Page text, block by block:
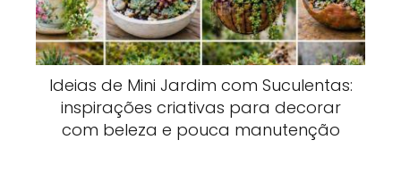
Ideias de Mini Jardim com Suculentas:
inspirações criativas para decorar
com beleza e pouca manutenção